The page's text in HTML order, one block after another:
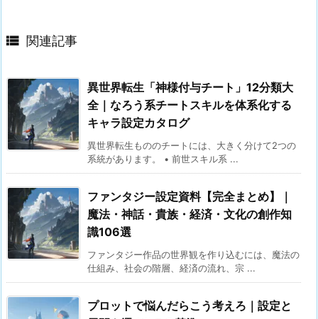
 関連記事
異世界転生「神様付与チート」12分類大
全｜なろう系チートスキルを体系化する
キャラ設定カタログ
異世界転生もののチートには、大きく分けて2つの
系統があります。 • 前世スキル系 ...
ファンタジー設定資料【完全まとめ】｜
魔法・神話・貴族・経済・文化の創作知
識106選
ファンタジー作品の世界観を作り込むには、魔法の
仕組み、社会の階層、経済の流れ、宗 ...
プロットで悩んだらこう考えろ｜設定と